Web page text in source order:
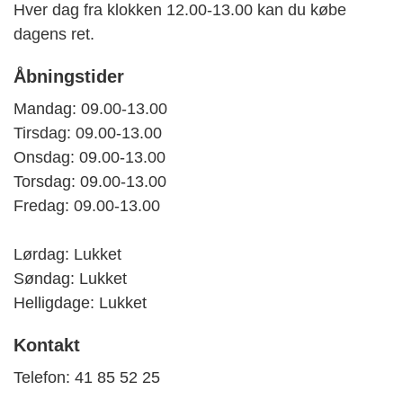
Hver dag fra klokken 12.00-13.00 kan du købe
dagens ret.
Åbningstider
Mandag: 09.00-13.00
Tirsdag: 09.00-13.00
Onsdag: 09.00-13.00
Torsdag: 09.00-13.00
Fredag: 09.00-13.00
Lørdag: Lukket
Søndag: Lukket
Helligdage: Lukket
Kontakt
Telefon: 41 85 52 25